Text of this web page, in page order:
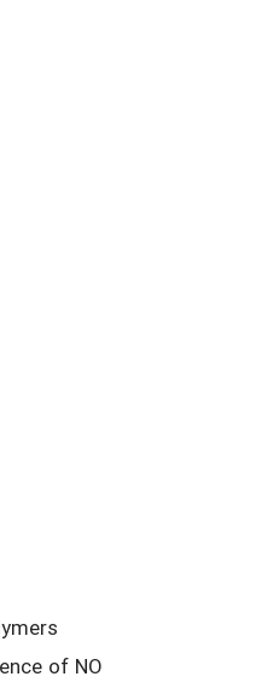
of NO